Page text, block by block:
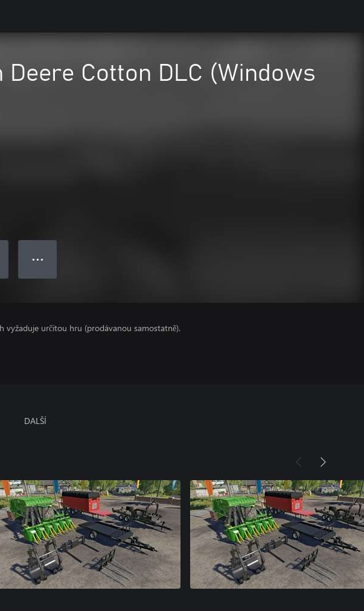
Cotton DLC (Windows
● ● ●
vyžaduje určitou hru (prodávanou samostatně).
DALŠÍ